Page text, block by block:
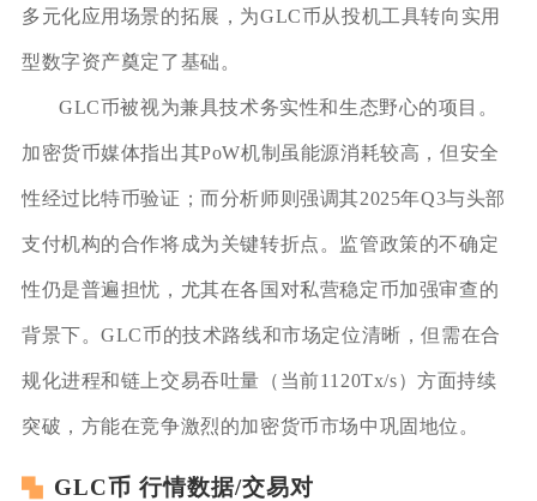
多元化应用场景的拓展，为GLC币从投机工具转向实用
型数字资产奠定了基础。
GLC币被视为兼具技术务实性和生态野心的项目。
加密货币媒体指出其PoW机制虽能源消耗较高，但安全
性经过比特币验证；而分析师则强调其2025年Q3与头部
支付机构的合作将成为关键转折点。监管政策的不确定
性仍是普遍担忧，尤其在各国对私营稳定币加强审查的
背景下。GLC币的技术路线和市场定位清晰，但需在合
规化进程和链上交易吞吐量（当前1120Tx/s）方面持续
突破，方能在竞争激烈的加密货币市场中巩固地位。
GLC币 行情数据/交易对